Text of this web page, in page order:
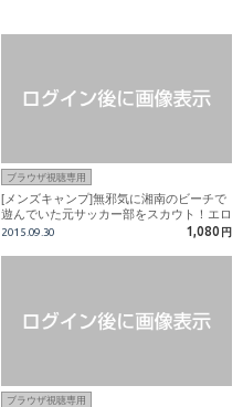
ブラウザ視聴専用
[メンズキャンプ]無邪気に湘南のビーチで
遊んでいた元サッカー部をスカウト！エロ
声を出してエロカメラマンの手の中でイっ
2015.09.30 1,080 円
ブラウザ視聴専用